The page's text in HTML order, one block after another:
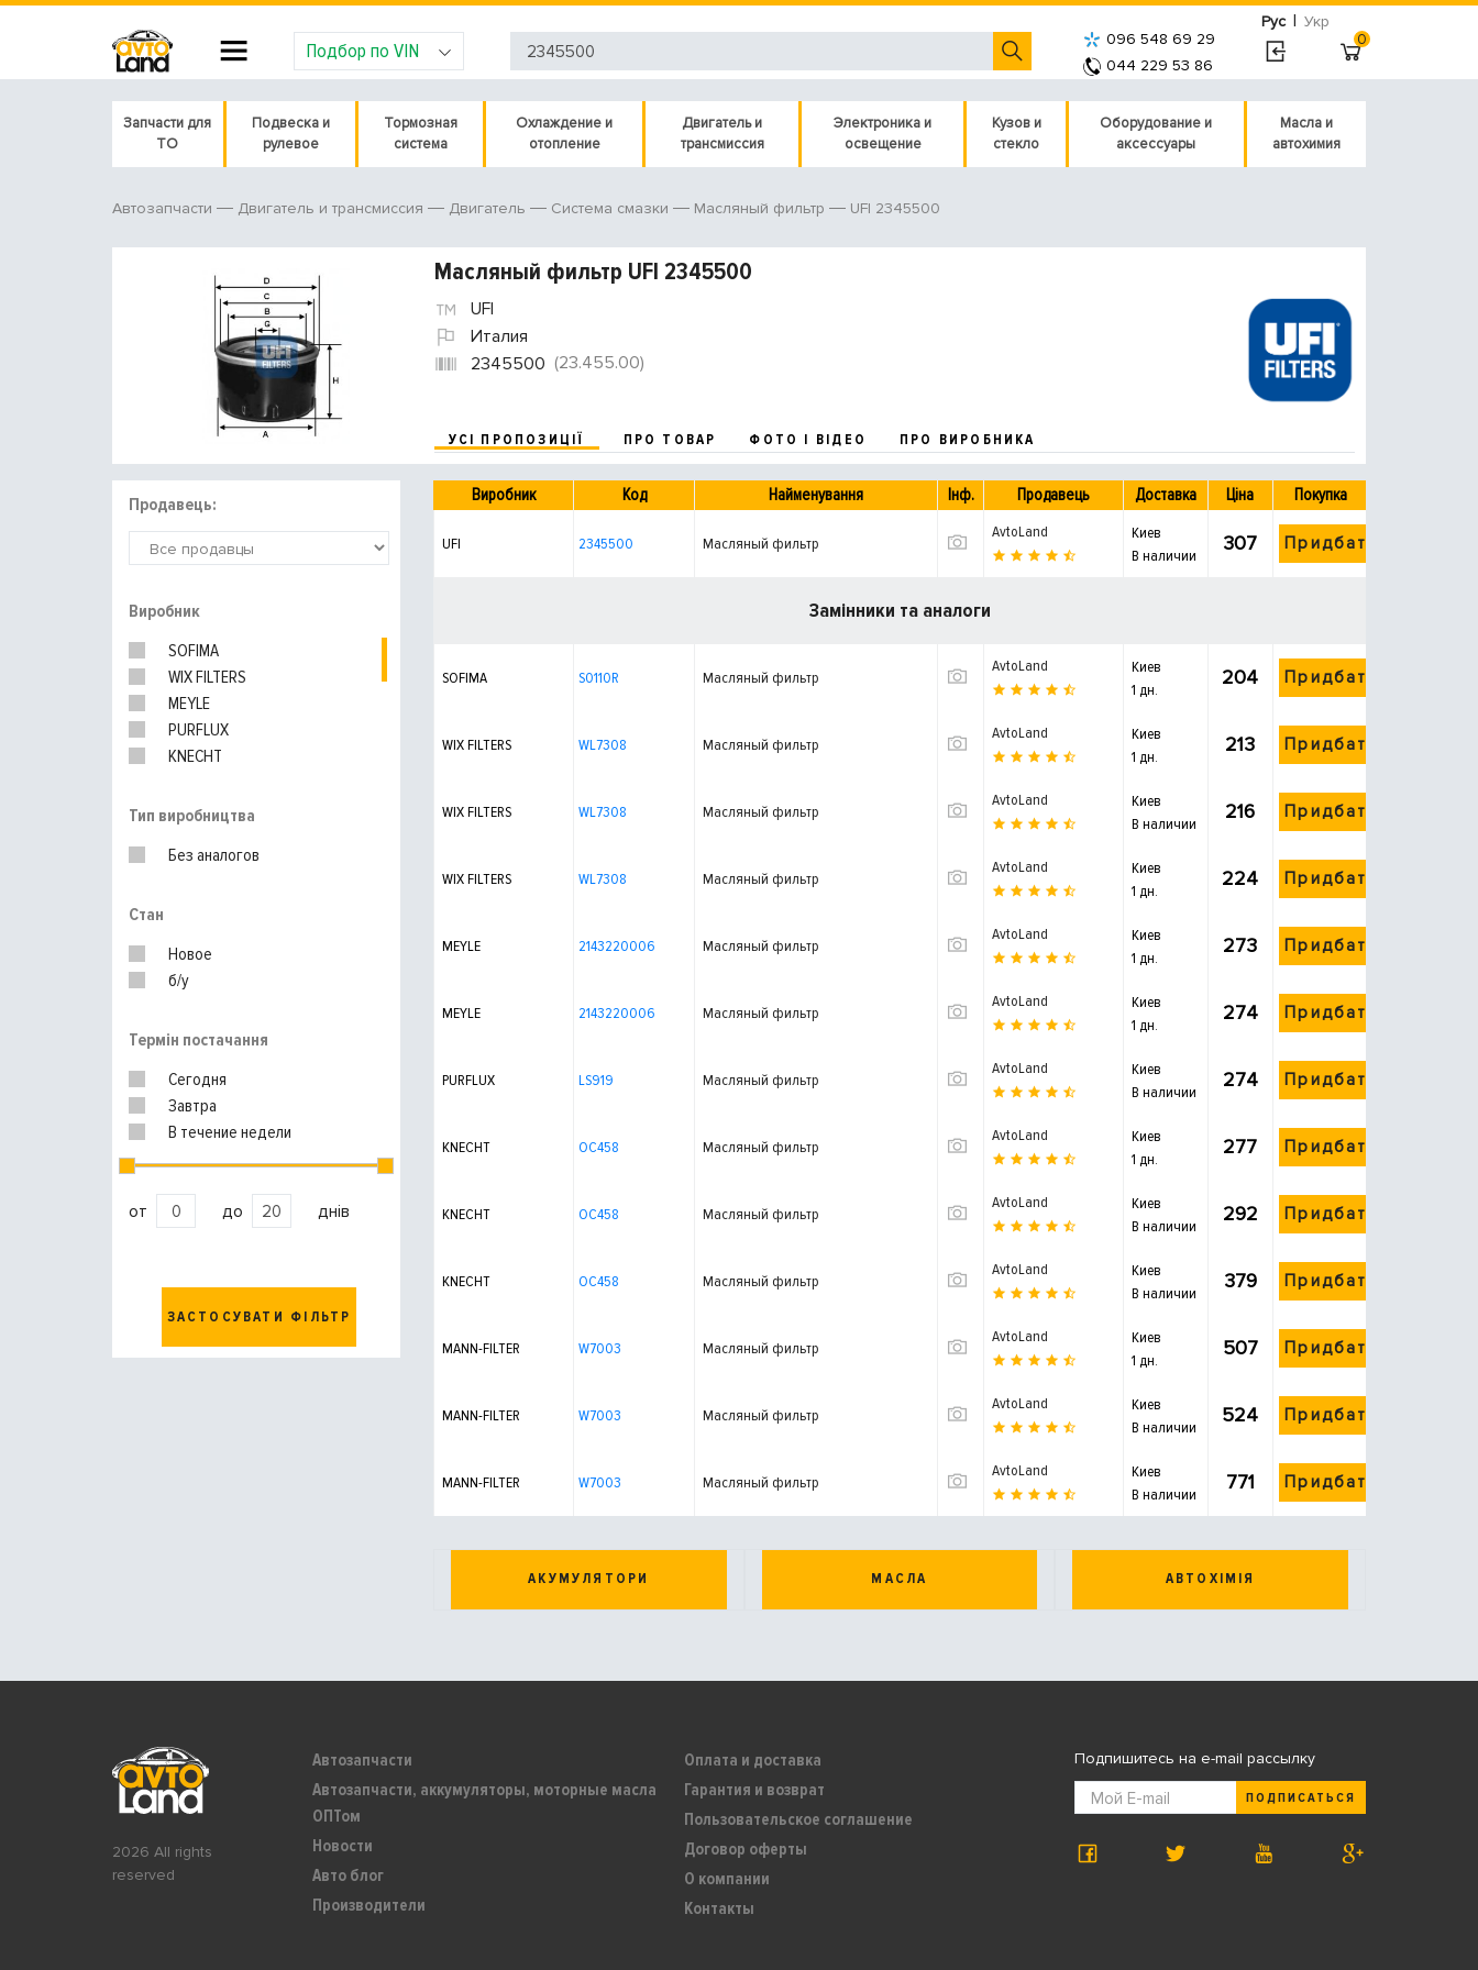
Рус | Укр
Подбор по VIN
096 548 69 29
044 229 53 86
0
Запчасти для
ТО
Подвеска и
рулевое
Тормозная
система
Охлаждение и
отопление
Двигатель и
трансмиссия
Электроника и
освещение
Кузов и
стекло
Оборудование и
аксессуары
Масла и
автохимия
Автозапчасти Двигатель и трансмиссия Двигатель Система смазки Масляный фильтр UFI 2345500
Масляный фильтр UFI 2345500
UFI
Италия
2345500 (23.455.00)
УСІ ПРОПОЗИЦІЇ ПРО ТОВАР ФОТО І ВІДЕО ПРО ВИРОБНИКА
Продавець:
Виробник
SOFIMA
WIX FILTERS
MEYLE
PURFLUX
KNECHT
Тип виробництва
Без аналогов
Стан
Новое
б/у
Термін постачання
Сегодня
Завтра
В течение недели
от до днів
ЗАСТОСУВАТИ ФІЛЬТР
Виробник Код Найменування Інф. Продавець Доставка Ціна Покупка
UFI 2345500 Масляный фильтр
AvtoLand
Киев
В наличии
307 Придбати
Замінники та аналоги
SOFIMA S0110R Масляный фильтр
AvtoLand
Киев
1 дн.
204 Придбати
WIX FILTERS WL7308 Масляный фильтр
AvtoLand
Киев
1 дн.
213 Придбати
WIX FILTERS WL7308 Масляный фильтр
AvtoLand
Киев
В наличии
216 Придбати
WIX FILTERS WL7308 Масляный фильтр
AvtoLand
Киев
1 дн.
224 Придбати
MEYLE 2143220006 Масляный фильтр
AvtoLand
Киев
1 дн.
273 Придбати
MEYLE 2143220006 Масляный фильтр
AvtoLand
Киев
1 дн.
274 Придбати
PURFLUX LS919 Масляный фильтр
AvtoLand
Киев
В наличии
274 Придбати
KNECHT OC458 Масляный фильтр
AvtoLand
Киев
1 дн.
277 Придбати
KNECHT OC458 Масляный фильтр
AvtoLand
Киев
В наличии
292 Придбати
KNECHT OC458 Масляный фильтр
AvtoLand
Киев
В наличии
379 Придбати
MANN-FILTER W7003 Масляный фильтр
AvtoLand
Киев
1 дн.
507 Придбати
MANN-FILTER W7003 Масляный фильтр
AvtoLand
Киев
В наличии
524 Придбати
MANN-FILTER W7003 Масляный фильтр
AvtoLand
Киев
В наличии
771 Придбати
АКУМУЛЯТОРИ МАСЛА АВТОХІМІЯ
2026 All rights
reserved
Автозапчасти
Автозапчасти, аккумуляторы, моторные масла
ОПТом
Новости
Авто блог
Производители
Оплата и доставка
Гарантия и возврат
Пользовательское соглашение
Договор оферты
О компании
Контакты
Подпишитесь на e-mail рассылку
ПОДПИСАТЬСЯ